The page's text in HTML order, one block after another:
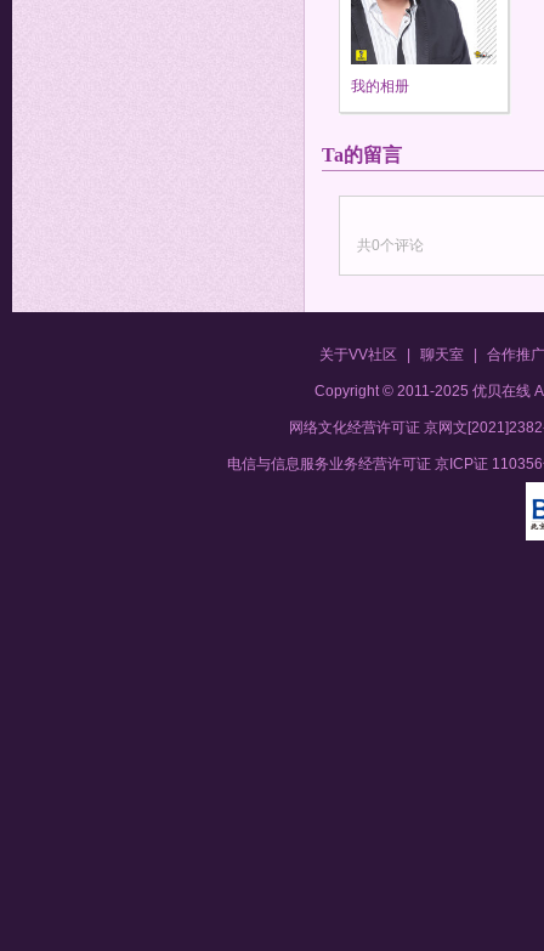
我的相册
Ta的留言
共0个评论
关于VV社区 聊天室 合作推广
Copyright © 2011-2025 优贝在线
网络文化经营许可证 京网文
电信与信息服务业务经营许可证 京ICP证